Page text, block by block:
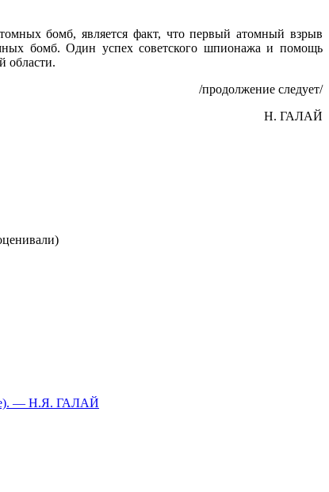
бомб, является факт, что первый атомный взрыв
бомб. Один успех советского шпионажа и помощь
области.
/продолжение следует/
H. ГАЛАЙ
— Н.Я. ГАЛАЙ